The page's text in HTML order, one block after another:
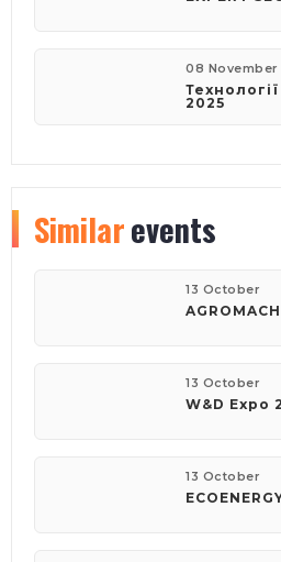
08 November
2025
Similarevents
13 October
13 October
W&D Expo
13 October